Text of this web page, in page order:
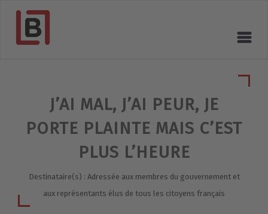
J’AI MAL, J’AI PEUR, JE
PORTE PLAINTE MAIS C’EST
PLUS L’HEURE
Destinataire(s) : Adressée aux membres du gouvernement et
aux représentants élus de tous les citoyens français